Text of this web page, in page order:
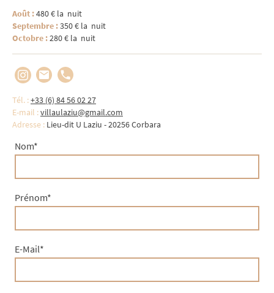
Août :480 € la nuit
Septembre :350 € la nuit
Octobre :280 € la nuit
Tél. :+33 (6) 84 56 02 27
E-mail :villaulaziu@gmail.com
Adresse : Lieu-dit U Laziu - 20256 Corbara
Nom*
Prénom*
E-Mail*